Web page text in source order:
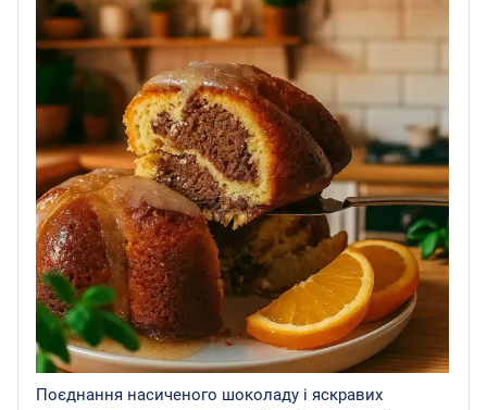
Поєднання насиченого шоколаду і яскравих